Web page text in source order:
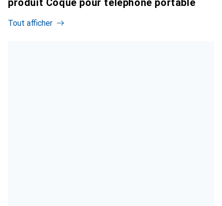
produit Coque pour téléphone portable
Tout afficher